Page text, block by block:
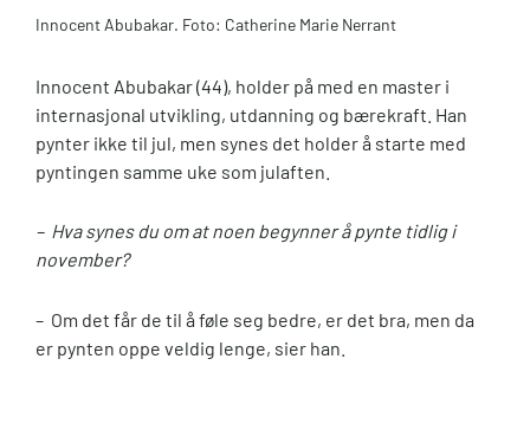
Innocent Abubakar. Foto: Catherine Marie Nerrant
Innocent Abubakar (44), holder på med en master i
internasjonal utvikling, utdanning og bærekraft. Han
pynter ikke til jul, men synes det holder å starte med
pyntingen samme uke som julaften.
– Hva synes du om at noen begynner å pynte tidlig i
november?
– Om det får de til å føle seg bedre, er det bra, men da
er pynten oppe veldig lenge, sier han.